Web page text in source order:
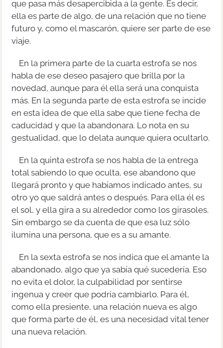
que pasa más desapercibida a la gente. Es decir,
ella es parte de algo, de una relación que no tiene
futuro y, como el mascarón, quiere ser parte de ese
viaje.
En la primera parte de la cuarta estrofa se nos
habla de ese deseo pasajero que brilla por la
novedad, aunque para él ella será una conquista
más. En la segunda parte de esta estrofa se incide
en esta idea de que ella sabe que tiene fecha de
caducidad y que la abandonara. Lo nota en su
gestualidad, que lo delata aunque quiera ocultarlo.
En la quinta estrofa se nos habla de la entrega
total sabiendo lo que oculta, ese abandono que
llegará pronto y que habíamos indicado antes, su
otro yo que saldrá antes o después. Para ella él es
el sol, y ella gira a su alrededor como los girasoles.
Sin embargo se da cuenta de que esa luz sólo
ilumina una persona, que es a su amante.
En la sexta estrofa se nos indica que el amante la
abandonado, algo que ya sabía qué sucedería. Eso
no evita el dolor, la culpabilidad por sentirse
ingenua y creer que podría cambiarlo. Para él,
como ella presiente, una relación nueva es algo
que forma parte de él, es una necesidad vital tener
una nueva relación.